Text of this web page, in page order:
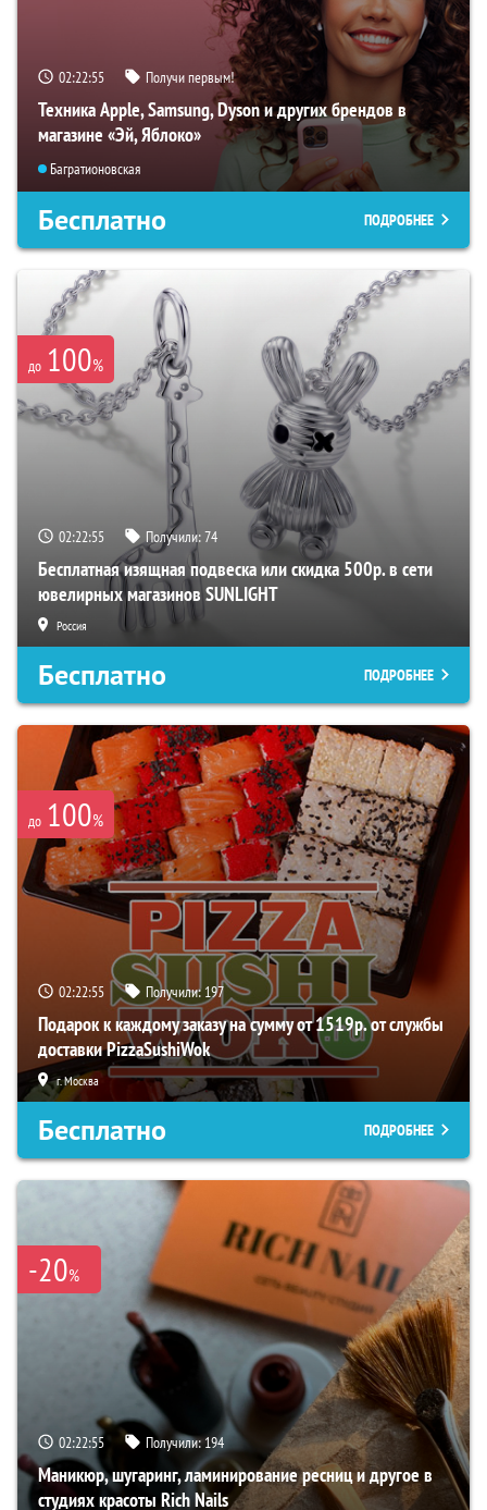
02:22:54 Получи первым!
Техника Apple, Samsung, Dyson и других брендов в
магазине «Эй, Яблоко»
Багратионовская
Бесплатно ПОДРОБНЕЕ
до 100%
02:22:54 Получили:74
Бесплатная изящная подвеска или скидка 500р. в сети
ювелирных магазинов SUNLIGHT
Россия
Бесплатно ПОДРОБНЕЕ
до 100%
02:22:54 Получили:197
Подарок к каждому заказу на сумму от 1519р. от службы
доставки PizzaSushiWok
г. Москва
Бесплатно ПОДРОБНЕЕ
-20%
02:22:54 Получили:194
Маникюр, шугаринг, ламинирование ресниц и другое в
студиях красоты Rich Nails